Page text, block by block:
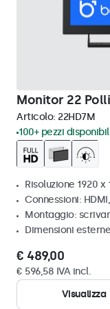
Monitor 22
Articolo: 22HD7M
100+ pezzi
Risoluzione 1920 x
Connessioni:
Montaggio:
Dimensioni
€ 489,00
€ 596,58 IVA incl.
Visualizza